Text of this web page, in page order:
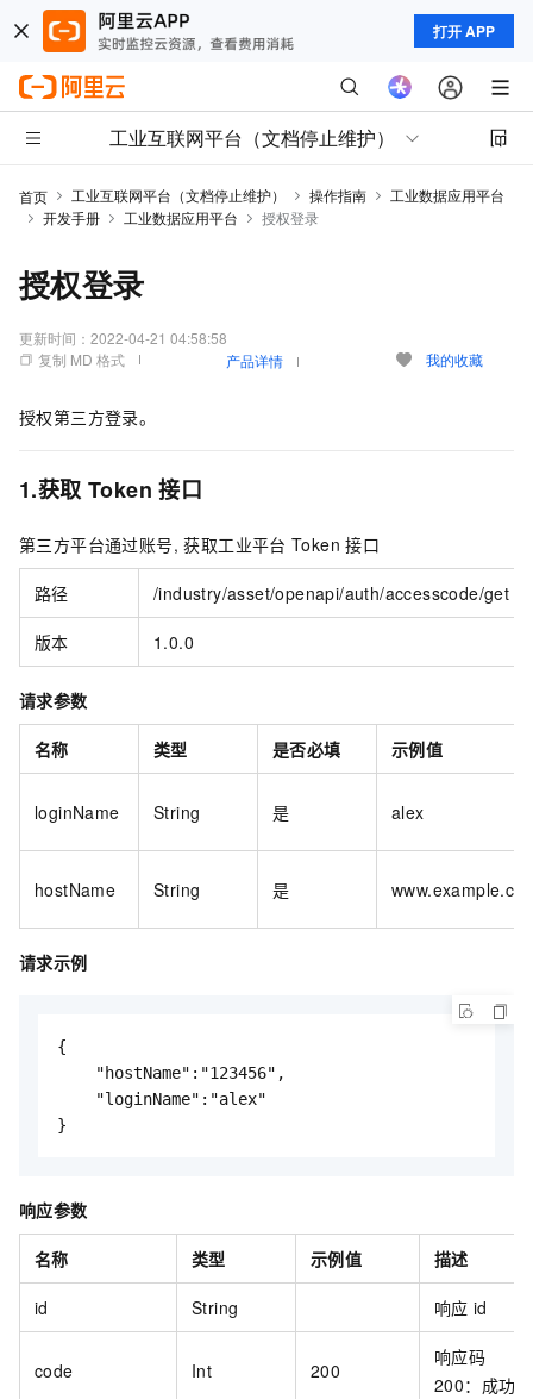
打开 APP
工业互联网平台（文档停止维护）
首页 工业互联网平台（文档停止维护） 操作指南
工业数据应用平台
开发手册
工业数据应用平台 授权登录
授权登录
更新时间： 2022-04-21 04:58:58
复制 MD 格式
产品详情 我的收藏
授权第三方登录。
1.获取 Token 接口
第三方平台通过账号, 获取工业平台 Token 接口
路径 /industry/asset/openapi/auth/accesscode/get
版本 1.0.0
请求参数
名称 类型 是否必填 示例值
loginName String 是 alex
hostName String 是
请求示例
{
    "hostName":"123456",
    "loginName":"alex"
}
响应参数
名称 类型 示例值 描述
id String 响应 id
code Int 200
响应码
200：成功